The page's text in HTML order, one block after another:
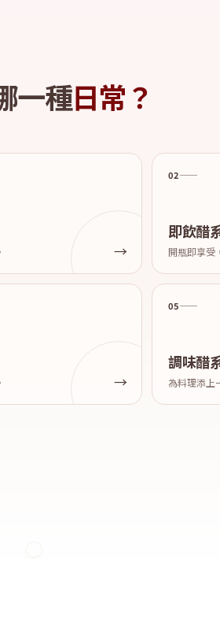
一種日常？
02
即飲醋
開瓶即享受
05
調味醋
為料理添上